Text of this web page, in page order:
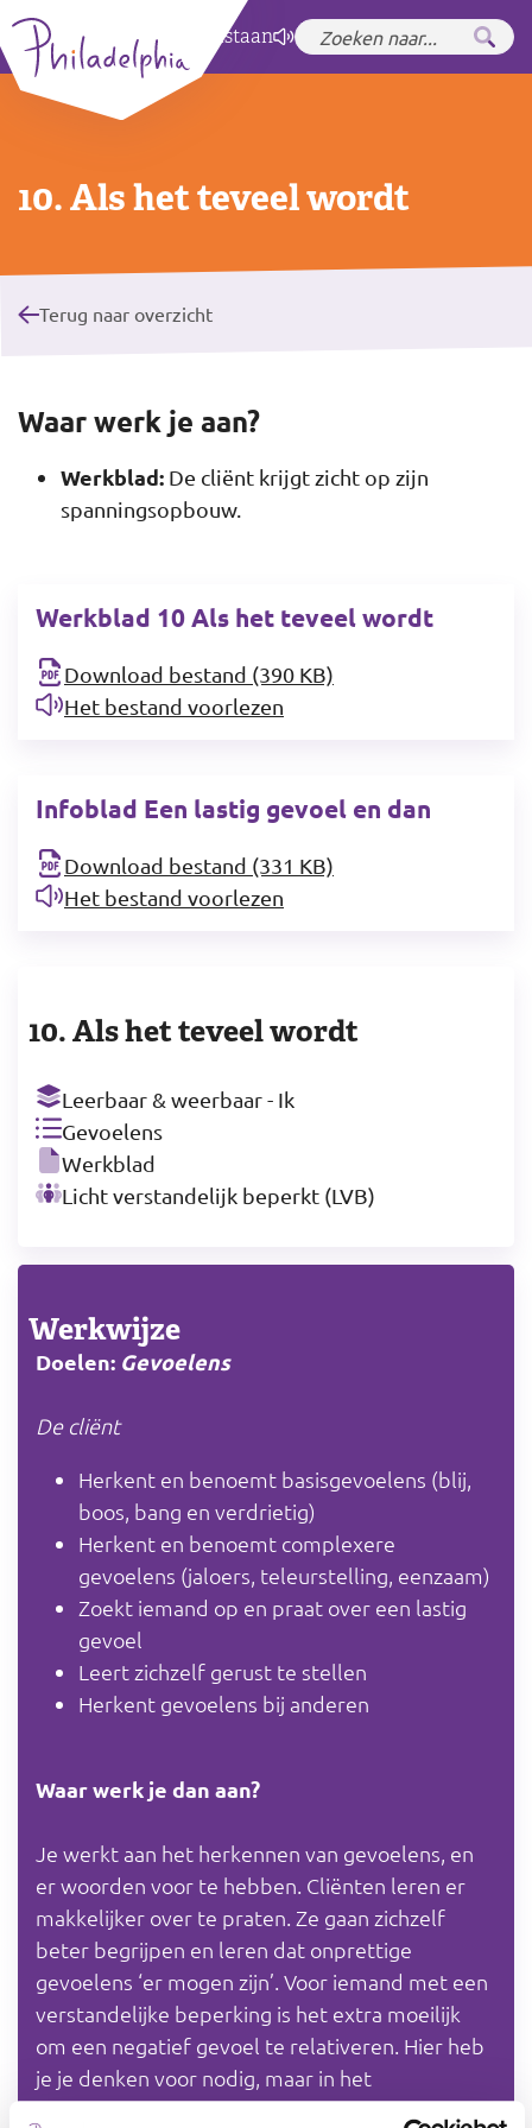
Zet hoog contrastaan
10. Als het teveel wordt
Terug naar overzicht
Waar werk je aan?
Werkblad: De cliënt krijgt zicht op zijn
spanningsopbouw.
Werkblad 10 Als het teveel wordt
Download bestand (390 KB)
Het bestand voorlezen
Infoblad Een lastig gevoel en dan
Download bestand (331 KB)
Het bestand voorlezen
10. Als het teveel wordt
Leerbaar & weerbaar - Ik
Gevoelens
Werkblad
Licht verstandelijk beperkt (LVB)
Werkwijze
Doelen: Gevoelens
De cliënt
Herkent en benoemt basisgevoelens (blij,
boos, bang en verdrietig)
Herkent en benoemt complexere
gevoelens (jaloers, teleurstelling, eenzaam)
Zoekt iemand op en praat over een lastig
gevoel
Leert zichzelf gerust te stellen
Herkent gevoelens bij anderen
Waar werk je dan aan?
Je werkt aan het herkennen van gevoelens, en
er woorden voor te hebben. Cliënten leren er
makkelijker over te praten. Ze gaan zichzelf
beter begrijpen en leren dat onprettige
gevoelens ‘er mogen zijn’. Voor iemand met een
verstandelijke beperking is het extra moeilijk
om een negatief gevoel te relativeren. Hier heb
je je denken voor nodig, maar in het
denk(vermogen) uit zich ook de beperking.